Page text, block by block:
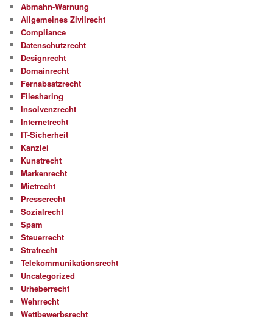
Abmahn-Warnung
Allgemeines Zivilrecht
Compliance
Datenschutzrecht
Designrecht
Domainrecht
Fernabsatzrecht
Filesharing
Insolvenzrecht
Internetrecht
IT-Sicherheit
Kanzlei
Kunstrecht
Markenrecht
Mietrecht
Presserecht
Sozialrecht
Spam
Steuerrecht
Strafrecht
Telekommunikationsrecht
Uncategorized
Urheberrecht
Wehrrecht
Wettbewerbsrecht